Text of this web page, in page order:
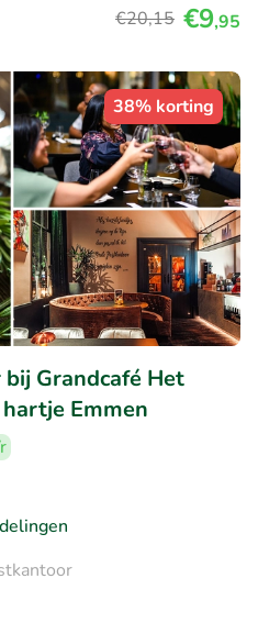
€20,15 €9,95
38% korting
Grandcafé Het
Emmen